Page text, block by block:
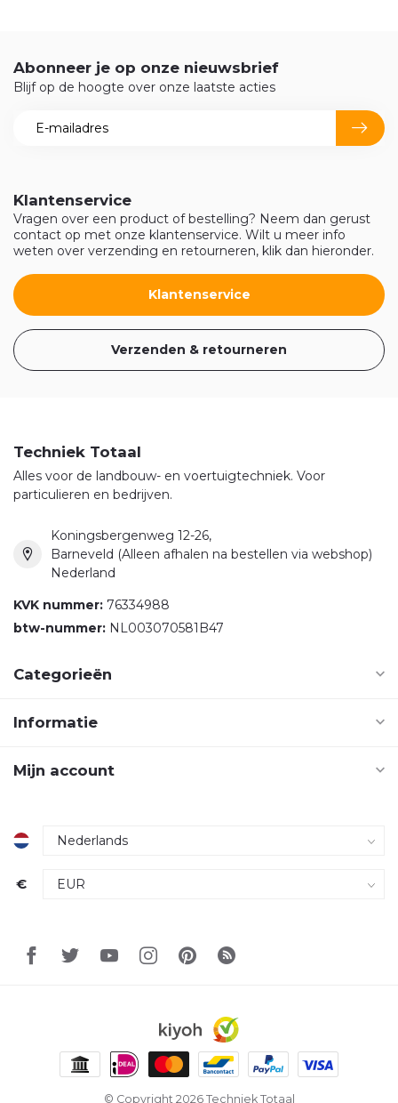
Klantenservice
Vragen over een product of bestelling? Neem dan gerust
contact op met onze klantenservice. Wilt u meer info
weten over verzending en retourneren, klik dan hieronder.
Klantenservice
Verzenden & retourneren
Abonneer je op onze nieuwsbrief
Blijf op de hoogte over onze laatste acties
Techniek Totaal
Alles voor de landbouw- en voertuigtechniek. Voor
particulieren en bedrijven.
Koningsbergenweg 12-26,
Barneveld (Alleen afhalen na bestellen via webshop)
Nederland
KVK nummer: 76334988
btw-nummer: NL003070581B47
Categorieën
Informatie
Mijn account
€
© Copyright 2026 Techniek Totaal